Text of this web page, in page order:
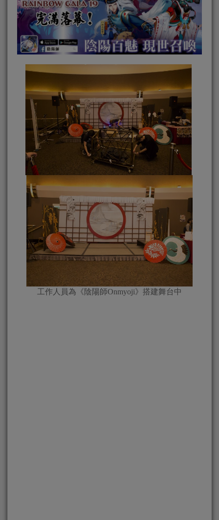
工作人員為《陰陽師Onmyoji》搭建舞台中